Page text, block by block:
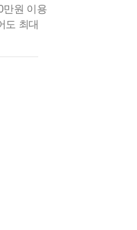
만원 이용
도 최대